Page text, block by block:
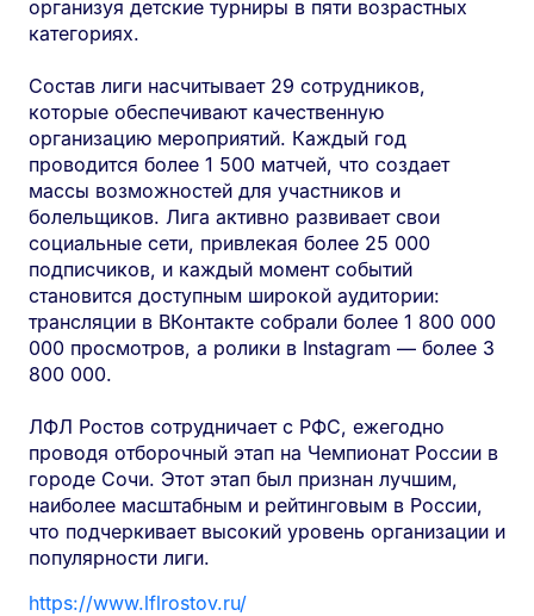
организуя детские турниры в пяти возрастных
категориях.
Состав лиги насчитывает 29 сотрудников,
которые обеспечивают качественную
организацию мероприятий. Каждый год
проводится более 1 500 матчей, что создает
массы возможностей для участников и
болельщиков. Лига активно развивает свои
социальные сети, привлекая более 25 000
подписчиков, и каждый момент событий
становится доступным широкой аудитории:
трансляции в ВКонтакте собрали более 1 800 000
000 просмотров, а ролики в Instagram — более 3
800 000.
ЛФЛ Ростов сотрудничает с РФС, ежегодно
проводя отборочный этап на Чемпионат России в
городе Сочи. Этот этап был признан лучшим,
наиболее масштабным и рейтинговым в России,
что подчеркивает высокий уровень организации и
популярности лиги.
https://www.lflrostov.ru/